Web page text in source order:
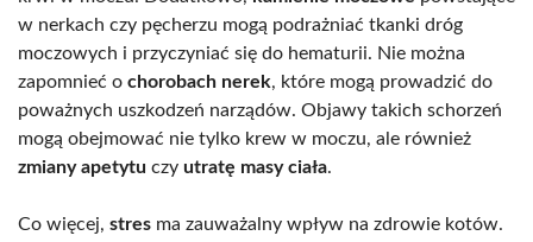
w nerkach czy pęcherzu mogą podrażniać tkanki dróg
moczowych i przyczyniać się do hematurii. Nie można
zapomnieć o chorobach nerek, które mogą prowadzić do
poważnych uszkodzeń narządów. Objawy takich schorzeń
mogą obejmować nie tylko krew w moczu, ale również
zmiany apetytu czy utratę masy ciała.
Co więcej, stres ma zauważalny wpływ na zdrowie kotów.